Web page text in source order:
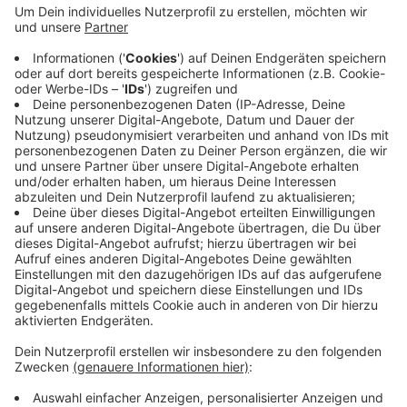
Teilnehmer aus dem EN-Kreis haben schon über
410.000 Kilometer auf dem Fahrrad gesammelt.
Allein in Witten sind mehr als 1.000 Radler dabei, im
gesamten Kreis gut 3.500. Das kreisweite Ziel in
diesem Jahr: die Marke von einer Million
Kilometern. Die Aktion läuft noch bis zum 21. Mai.
Wer mitmachen will, kann sich auch jetzt noch
online anmelden.Mehr dazu
Veröffentlicht:Mittwoch, 13.05.2026 10:57
Anzeige